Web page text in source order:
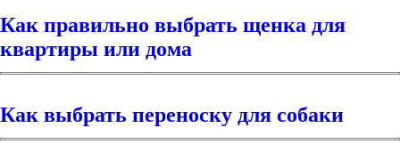
Как правильно выбрать щенка для
квартиры или дома
Как выбрать переноску для собаки